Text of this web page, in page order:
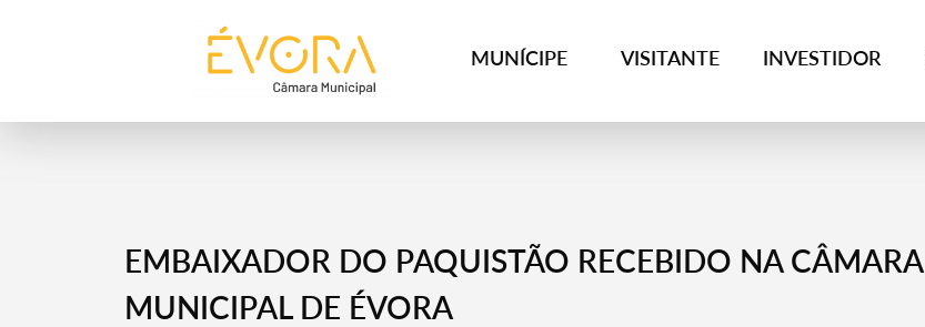
MUNÍCIPE VISITANTE INVESTIDOR
EMBAIXADOR DO PAQUISTÃO RECEBIDO NA CÂMARA
MUNICIPAL DE ÉVORA